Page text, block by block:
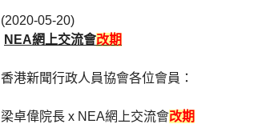
(2020-05-20)
NEA網上交流會改期
香港新聞行政人員協會各位會員：
梁卓偉院長 x NEA網上交流會改期